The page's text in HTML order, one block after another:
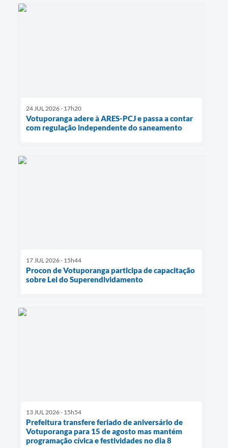
24 JUL 2026 - 17h20
Votuporanga adere à ARES-PCJ e passa a contar
com regulação independente do saneamento
17 JUL 2026 - 15h44
Procon de Votuporanga participa de capacitação
sobre Lei do Superendividamento
13 JUL 2026 - 15h54
Prefeitura transfere feriado de aniversário de
Votuporanga para 15 de agosto mas mantém
programação cívica e festividades no dia 8